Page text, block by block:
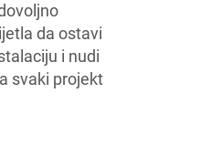
da ostavi
i nudi
svaki projekt